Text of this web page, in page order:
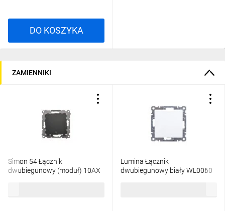
DO KOSZYKA
ZAMIENNIKI
Simon 54 Łącznik
dwubiegunowy (moduł) 10AX
Lumina Łącznik
dwubiegunowy biały WL0060